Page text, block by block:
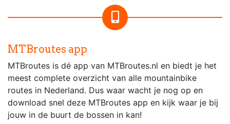
MTBroutes app
MTBroutes is dé app van MTBroutes.nl en biedt je het
meest complete overzicht van alle mountainbike
routes in Nederland. Dus waar wacht je nog op en
download snel deze MTBroutes app en kijk waar je bij
jouw in de buurt de bossen in kan!